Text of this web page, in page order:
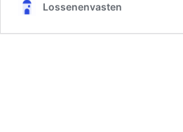
Lossenenvasten